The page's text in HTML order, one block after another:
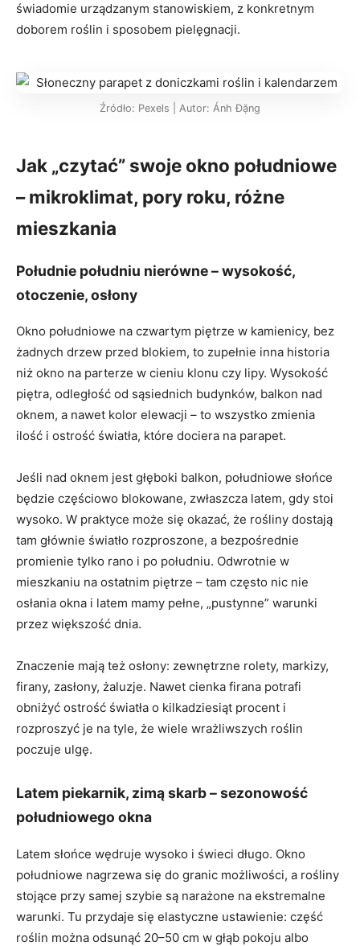
świadomie urządzanym stanowiskiem, z konkretnym
doborem roślin i sposobem pielęgnacji.
Źródło: Pexels | Autor: Ánh Đặng
Jak „czytać” swoje okno południowe
– mikroklimat, pory roku, różne
mieszkania
Południe południu nierówne – wysokość,
otoczenie, osłony
Okno południowe na czwartym piętrze w kamienicy, bez
żadnych drzew przed blokiem, to zupełnie inna historia
niż okno na parterze w cieniu klonu czy lipy. Wysokość
piętra, odległość od sąsiednich budynków, balkon nad
oknem, a nawet kolor elewacji – to wszystko zmienia
ilość i ostrość światła, które dociera na parapet.
Jeśli nad oknem jest głęboki balkon, południowe słońce
będzie częściowo blokowane, zwłaszcza latem, gdy stoi
wysoko. W praktyce może się okazać, że rośliny dostają
tam głównie światło rozproszone, a bezpośrednie
promienie tylko rano i po południu. Odwrotnie w
mieszkaniu na ostatnim piętrze – tam często nic nie
osłania okna i latem mamy pełne, „pustynne” warunki
przez większość dnia.
Znaczenie mają też osłony: zewnętrzne rolety, markizy,
firany, zasłony, żaluzje. Nawet cienka firana potrafi
obniżyć ostrość światła o kilkadziesiąt procent i
rozproszyć je na tyle, że wiele wrażliwszych roślin
poczuje ulgę.
Latem piekarnik, zimą skarb – sezonowość
południowego okna
Latem słońce wędruje wysoko i świeci długo. Okno
południowe nagrzewa się do granic możliwości, a rośliny
stojące przy samej szybie są narażone na ekstremalne
warunki. Tu przydaje się elastyczne ustawienie: część
roślin można odsunąć 20–50 cm w głąb pokoju albo